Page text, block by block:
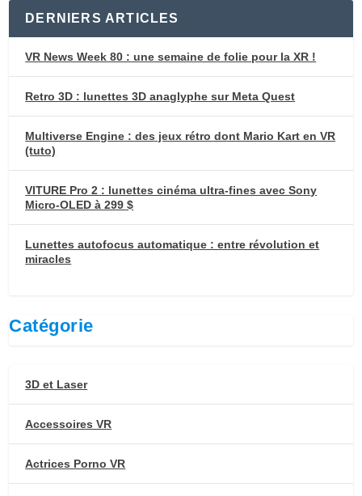
DERNIERS ARTICLES
VR News Week 80 : une semaine de folie pour la XR !
Retro 3D : lunettes 3D anaglyphe sur Meta Quest
Multiverse Engine : des jeux rétro dont Mario Kart en VR
(tuto)
VITURE Pro 2 : lunettes cinéma ultra-fines avec Sony
Micro-OLED à 299 $
Lunettes autofocus automatique : entre révolution et
miracles
Catégorie
3D et Laser
Accessoires VR
Actrices Porno VR